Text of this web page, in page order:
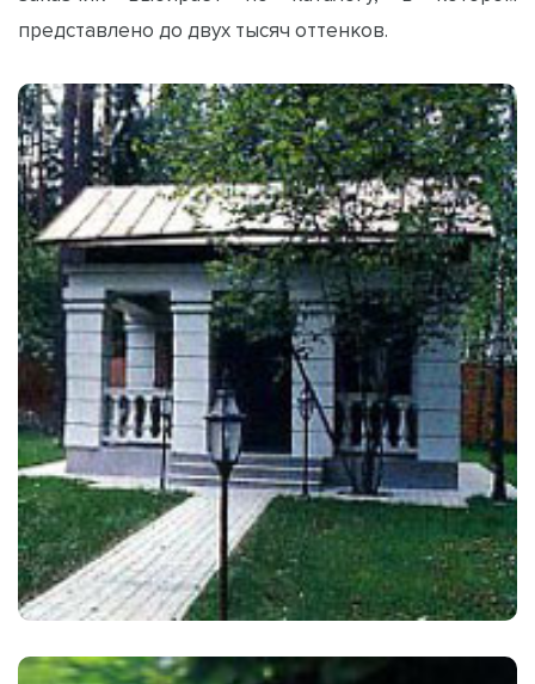
представлено до двух тысяч оттенков.